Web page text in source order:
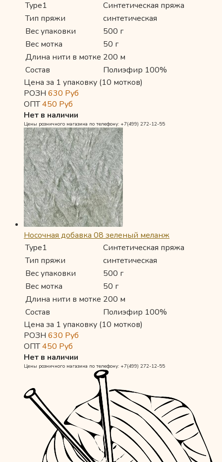
Type1
Синтетическая пряжа
Тип пряжи
синтетическая
Вес упаковки
500 г
Вес мотка
50 г
Длина нити в мотке 200 м
Состав
Полиэфир 100%
Цена за 1 упаковку (10 мотков)
РОЗН 630 Руб
ОПТ450 Руб
Нет в наличии
Цены розничного магазина по телефону: +7(499) 272-12-55
Носочная добавка 08 зеленый меланж
Type1
Синтетическая пряжа
Тип пряжи
синтетическая
Вес упаковки
500 г
Вес мотка
50 г
Длина нити в мотке 200 м
Состав
Полиэфир 100%
Цена за 1 упаковку (10 мотков)
РОЗН 630 Руб
ОПТ450 Руб
Нет в наличии
Цены розничного магазина по телефону: +7(499) 272-12-55